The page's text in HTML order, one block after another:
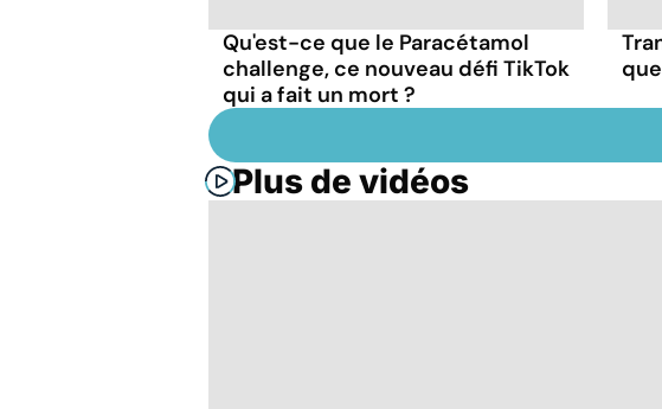
Qu'est-ce que le Paracétamol
challenge, ce nouveau défi TikTok
qui a fait un mort ?
Plus de vidéos